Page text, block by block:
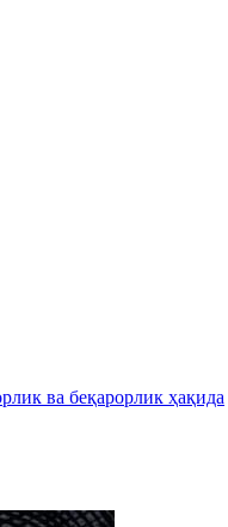
ва беқарорлик ҳақида